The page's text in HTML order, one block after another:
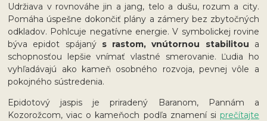
Udržiava v rovnováhe jin a jang, telo a dušu, rozum a city.
Pomáha úspešne dokončiť plány a zámery bez zbytočných
odkladov. Pohlcuje negatívne energie. V symbolickej rovine
býva epidot spájaný s rastom, vnútornou stabilitou a
schopnosťou lepšie vnímať vlastné smerovanie. Ľudia ho
vyhľadávajú ako kameň osobného rozvoja, pevnej vôle a
pokojného sústredenia.
Epidotový jaspis je priradený Baranom, Pannám a
Kozorožcom, viac o kameňoch podľa znamení si prečítajte